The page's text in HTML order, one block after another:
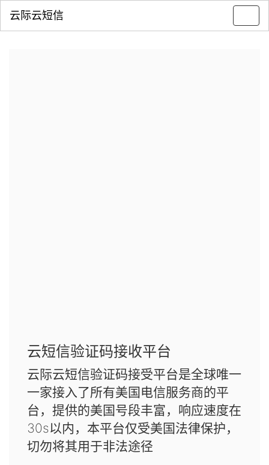
云际云短信
云短信验证码接收平台
云际云短信验证码接受平台是全球唯一
一家接入了所有美国电信服务商的平
台，提供的美国号段丰富，响应速度在
30s以内，本平台仅受美国法律保护，
切勿将其用于非法途径